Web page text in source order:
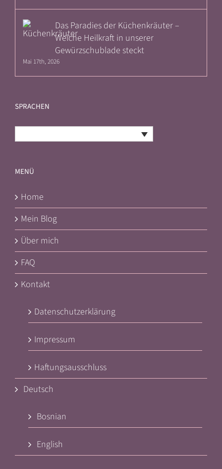
Das Paradies der Küchenkräuter –
Welche Heilkraft in unserer
Gewürzschublade steckt
Mai 17th, 2026
SPRACHEN
MENÜ
Home
Mein Blog
Über mich
FAQ
Kontakt
Datenschutzerklärung
Impressum
Haftungsausschluss
Deutsch
Bosnian
English